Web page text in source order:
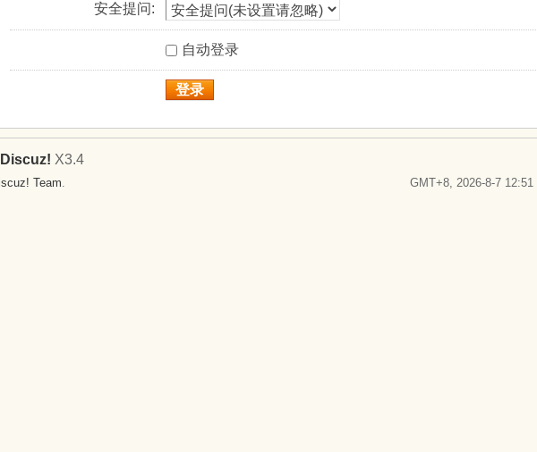
安全提问:
自动登录
登录
GMT+8, 2026-8-7 12:51
Discuz! X3.4
Team.